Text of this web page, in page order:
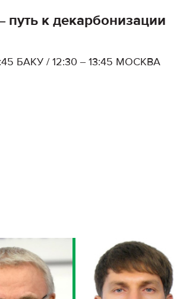
путь к декарбонизации
БАКУ / 12:30 ‒ 13:45 МОСКВА